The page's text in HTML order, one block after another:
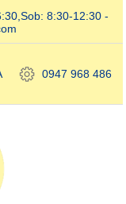
8:30-12:30 -
0947 968 486